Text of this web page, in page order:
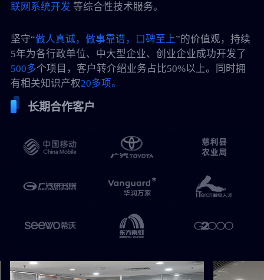
联网系统开发 等综合性技术服务。
坚守“做人真诚，做事靠谱，口碑至上”的价值观，持续
5年为各行政单位、中大型企业、创业企业成功开发了
500多个项目，客户转介绍业务占比50%以上。同时拥
有相关知识产权20多项。
长期合作客户